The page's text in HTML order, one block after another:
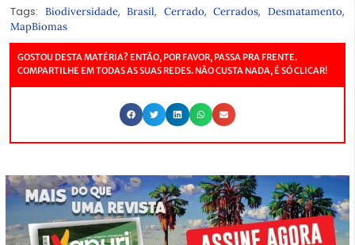
Tags: Biodiversidade,Brasil, Cerrado,Cerrados,Desmatamento,
MapBiomas
GOSTOU DESTA MATÉRIA? ENTÃO, POR FAVOR, PASSA PRA FRENTE.
COMPARTILHE EM TODAS AS SUAS REDES. NÃO CUSTA NADA, É SÓ CLICAR!